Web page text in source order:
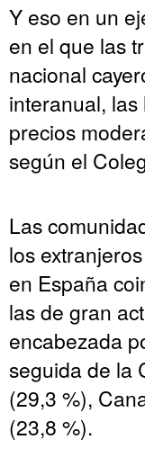
Y eso en un
en el que las
nacional
interanual,
precios
según el
Las
los
en España
las de gran
encabezada
seguida de la
(29,3 %),
(23,8 %).